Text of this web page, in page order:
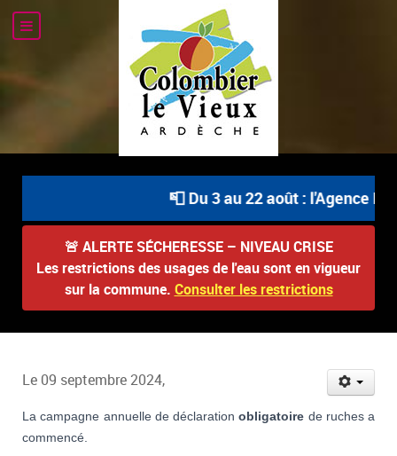
📮 Du 3 au 22 août : l'Agence
🚨 ALERTE SÉCHERESSE – NIVEAU CRISE
Les restrictions des usages de l'eau sont en vigueur
sur la commune. Consulter les restrictions
Le 09 septembre 2024,
La campagne annuelle de déclarationobligatoire de ruches a
commencé.